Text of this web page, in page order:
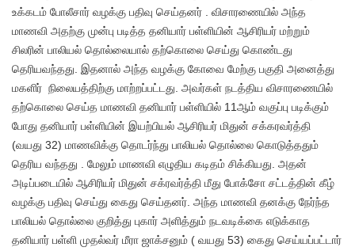
உக்கடம் போலீசார் வழக்கு பதிவு செய்தனர் . விசாரணையில் அந்த
மாணவி அதற்கு முன்பு படித்த தனியார் பள்ளியின் ஆசிரியர் மற்றும்
சிலரின் பாலியல் தொல்லையால் தற்கொலை செய்து கொண்டது
தெரியவந்தது. இதனால் அந்த வழக்கு கோவை மேற்கு பகுதி அனைத்து
மகளிர் நிலையத்திற்கு மாற்றப்பட்டது. அவர்கள் நடத்திய விசாரணையில்
தற்கொலை செய்த மாணவி தனியார் பள்ளியில் 11ஆம் வகுப்பு படிக்கும்
போது தனியார் பள்ளியின் இயற்பியல் ஆசிரியர் மிதுன் சக்கரவர்த்தி
(வயது 32) மாணவிக்கு தொடர்ந்து பாலியல் தொல்லை கொடுத்ததும்
தெரிய வந்தது . மேலும் மாணவி எழுதிய கடிதம் சிக்கியது. அதன்
அடிப்படையில் ஆசிரியர் மிதுன் சக்ரவர்த்தி மீது போக்சோ சட்டத்தின் கீழ்
வழக்கு பதிவு செய்து கைது செய்தனர். அந்த மாணவி தனக்கு நேர்ந்த
பாலியல் தொல்லை குறித்து புகார் அளித்தும் நடவடிக்கை எடுக்காத
தனியார் பள்ளி முதல்வர் மீரா ஜாக்சனும் ( வயது 53) கைது செய்யப்பட்டார்